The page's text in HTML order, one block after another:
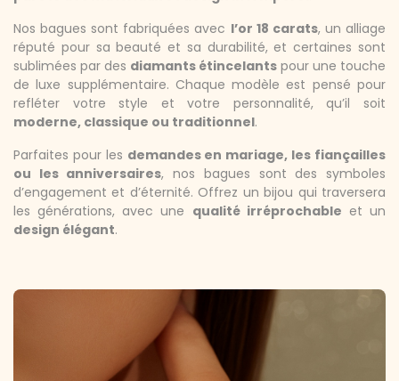
Nos bagues sont fabriquées avec l’or 18 carats, un alliage
réputé pour sa beauté et sa durabilité, et certaines sont
sublimées par des diamants étincelants pour une touche
de luxe supplémentaire. Chaque modèle est pensé pour
refléter votre style et votre personnalité, qu’il soit
moderne, classique ou traditionnel.
Parfaites pour les demandes en mariage, les fiançailles
ou les anniversaires, nos bagues sont des symboles
d’engagement et d’éternité. Offrez un bijou qui traversera
les générations, avec une qualité irréprochable et un
design élégant.